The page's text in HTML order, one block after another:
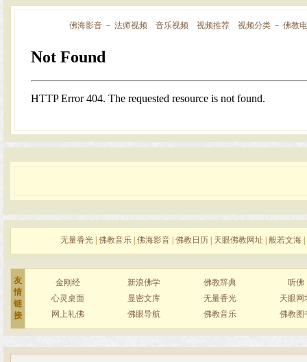
佛海影音 － 法师视频 音乐视频 视频推荐 视频分类 － 佛教
无量香光 佛教音乐 佛海影音 佛教日历 天眼佛教网址 般若文海
友
情
链
接
金刚经 新浪佛学 佛教辞典
听佛
心灵桌面
显密文库 无量香光
天眼网
网上礼佛
佛眼导航 佛教音乐 佛教图